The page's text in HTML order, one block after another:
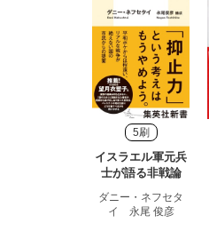
5刷
イスラエル軍元兵
士が語る非戦論
ダニー・ネフセタ
イ 永尾 俊彦